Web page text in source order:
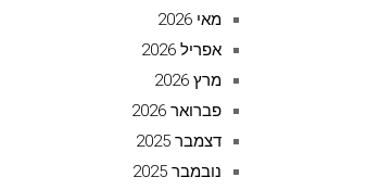
מאי 2026
אפריל 2026
מרץ 2026
פברואר 2026
דצמבר 2025
נובמבר 2025